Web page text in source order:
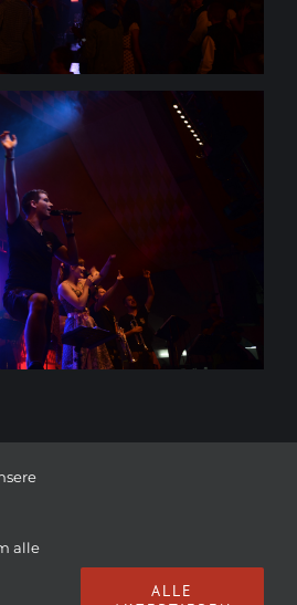
LUMPENBACHER | ALL RIGHTS
alle
ALLE